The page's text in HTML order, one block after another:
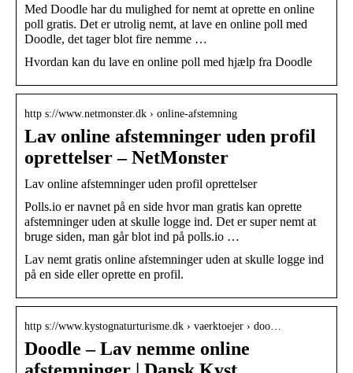
Med Doodle har du mulighed for nemt at oprette en online
poll gratis. Det er utrolig nemt, at lave en online poll med
Doodle, det tager blot fire nemme …
Hvordan kan du lave en online poll med hjælp fra Doodle
http s://www.netmonster.dk › online-afstemning
Lav online afstemninger uden profil
oprettelser – NetMonster
Lav online afstemninger uden profil oprettelser
Polls.io er navnet på en side hvor man gratis kan oprette
afstemninger uden at skulle logge ind. Det er super nemt at
bruge siden, man går blot ind på polls.io …
Lav nemt gratis online afstemninger uden at skulle logge ind
på en side eller oprette en profil.
http s://www.kystognaturturisme.dk › vaerktoejer › doo…
Doodle – Lav nemme online